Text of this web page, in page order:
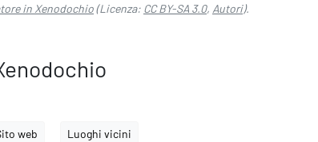
in Xenodochio(Licenza: CC BY-SA 3.0, Autori).
web Luoghi vicini